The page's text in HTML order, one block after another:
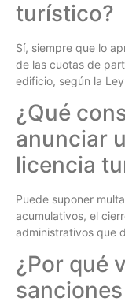
turístico?
Sí, siempre que lo
de las cuotas de
edificio, según la
¿Qué
anunciar
licencia
Puede suponer
acumulativos, el
administrativos que
¿Por qué